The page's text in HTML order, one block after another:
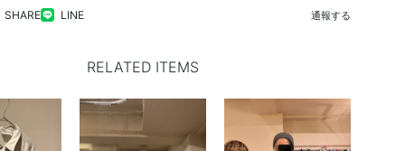
SHARE LINE 通報する
RELATED ITEMS